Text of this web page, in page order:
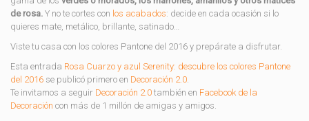
de rosa. Y no te cortes con los acabados: decide en cada ocasión si lo
quieres mate, metálico, brillante, satinado…
Viste tu casa con los colores Pantone del 2016 y prepárate a disfrutar.
Esta entrada Rosa Cuarzo y azul Serenity: descubre los colores Pantone
del 2016 se publicó primero en Decoración 2.0
Te invitamos a seguir Decoración 2.0 también en Facebook de la
Decoración con más de 1 millón de amigas y amigos.